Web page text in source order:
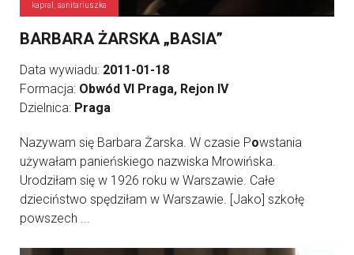
kapral, sanitariuszka
BARBARA ŻARSKA „BASIA”
Data wywiadu: 2011-01-18
Formacja: Obwód VI Praga, Rejon IV
Dzielnica: Praga
Nazywam się Barbara Żarska. W czasie Powstania
używałam panieńskiego nazwiska Mrowińska.
Urodziłam się w 1926 roku w Warszawie. Całe
dzieciństwo spędziłam w Warszawie. [Jako] szkołę
powszech ...